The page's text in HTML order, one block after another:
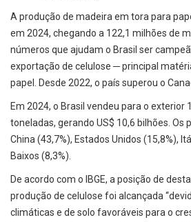
A produção de madeira em tora para
em 2024, chegando a 122,1 milhões de
números que ajudam o Brasil ser
exportação de celulose ─ principal
papel. Desde 2022, o país superou o
Em 2024, o Brasil vendeu para o exterior
toneladas, gerando US$ 10,6 bilhões. Os
China (43,7%), Estados Unidos (15,8%),
Baixos (8,3%).
De acordo com o IBGE, a posição de
produção de celulose foi alcançada
climáticas e de solo favoráveis para o